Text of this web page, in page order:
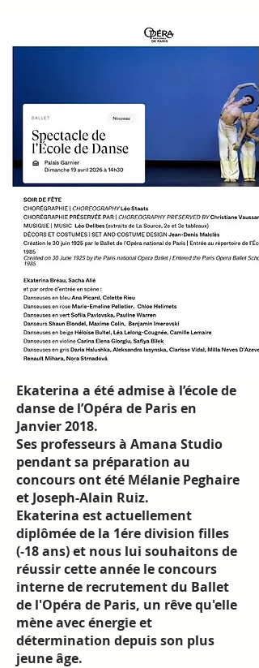
Ekaterina a été admise à l’école de
danse de l’Opéra de Paris en
Janvier 2018.
Ses professeurs à Amana Studio
pendant sa préparation au
concours ont été Mélanie Peghaire
et Joseph-Alain Ruiz.
Ekaterina est actuellement
diplômée de la 1ére division filles
(-18 ans) et nous lui souhaitons de
réussir cette année le concours
interne de recrutement du Ballet
de l'Opéra de Paris, un rêve qu'elle
mène avec énergie et
détermination depuis son plus
jeune âge.